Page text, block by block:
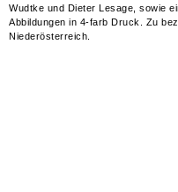
Wudtke und Dieter Lesage, sowie
Abbildungen in 4-farb Druck. Zu
Niederösterreich.